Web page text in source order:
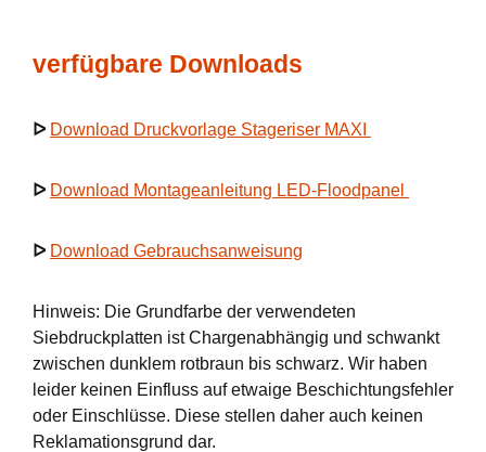
verfügbare Downloads
ᐅ Download Druckvorlage Stageriser MAXI
ᐅ Download Montageanleitung LED-Floodpanel
ᐅ Download Gebrauchsanweisung
Hinweis: Die Grundfarbe der verwendeten
Siebdruckplatten ist Chargenabhängig und schwankt
zwischen dunklem rotbraun bis schwarz. Wir haben
leider keinen Einfluss auf etwaige Beschichtungsfehler
oder Einschlüsse. Diese stellen daher auch keinen
Reklamationsgrund dar.